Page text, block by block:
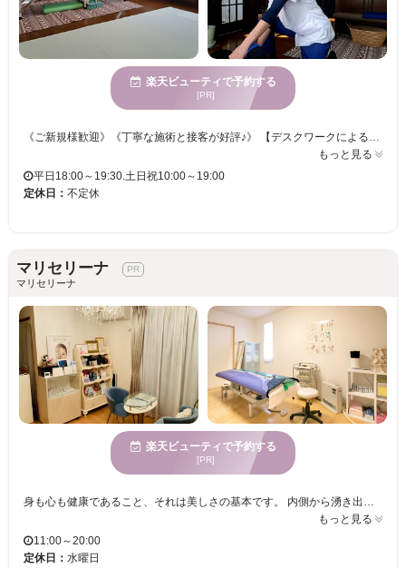
楽天ビューティで予約する
[PR]
《ご新規様歓迎》《丁寧な施術と接客が好評♪》 【デスクワークによる肩こりや首こり・腰痛などでお悩みの方はぜひ！！】 年齢を重ねて蓄積されたシニア世代にも！マッサージでは改善しない方の不調も改善！！ お客様に親身に寄り添ってオーダーメイドのケアをご提案☆彡 施術後は全身がスッキリと軽くなるのが実感できる！ぜひこのテクニックを体験してみませんか？
もっと見る
平日18:00～19:30.土日祝10:00～19:00
定休日： 不定休
マリセリーナ
マリセリーナ
楽天ビューティで予約する
[PR]
もっと見る
11:00～20:00
定休日： 水曜日